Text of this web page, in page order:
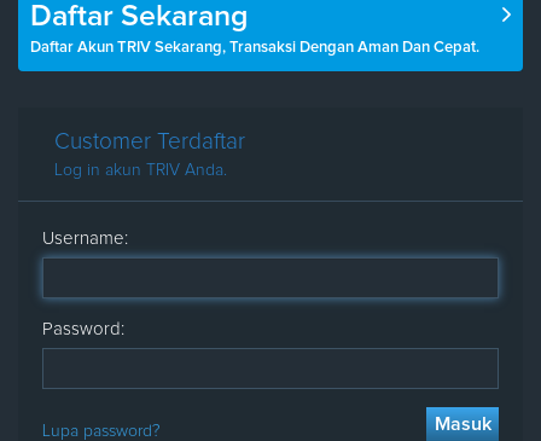
Daftar Sekarang
Daftar Akun TRIV Sekarang, Transaksi Dengan Aman Dan Cepat.
Customer Terdaftar
Log in akun TRIV Anda.
Username:
Password:
Lupa password? Masuk